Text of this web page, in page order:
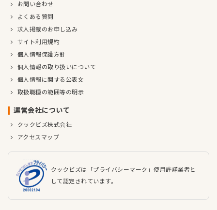
お問い合わせ
よくある質問
求人掲載のお申し込み
サイト利用規約
個人情報保護方針
個人情報の取り扱いについて
個人情報に関する公表文
取扱職種の範囲等の明示
運営会社について
クックビズ株式会社
アクセスマップ
クックビズは「プライバシーマーク」使用許諾業者と
して認定されています。